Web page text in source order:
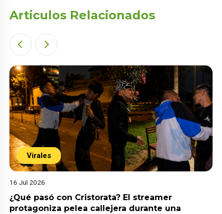
Articulos Relacionados
Virales
16 Jul 2026
¿Qué pasó con Cristorata? El streamer
protagoniza pelea callejera durante una